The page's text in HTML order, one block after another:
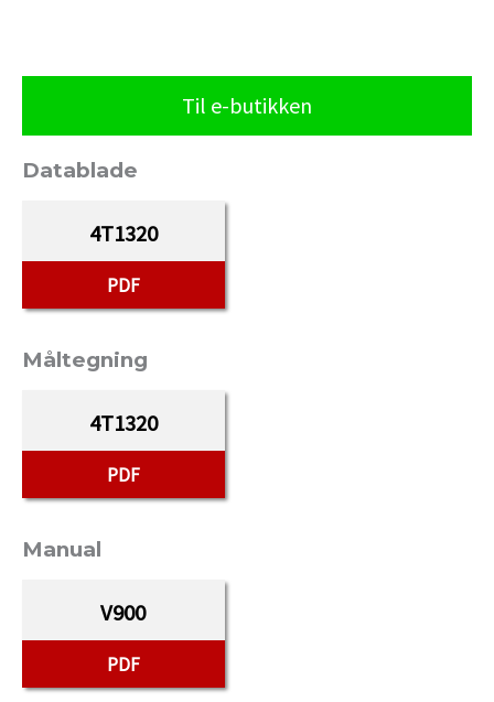
Til e-butikken
Datablade
4T1320
PDF
Måltegning
4T1320
PDF
Manual
V900
PDF